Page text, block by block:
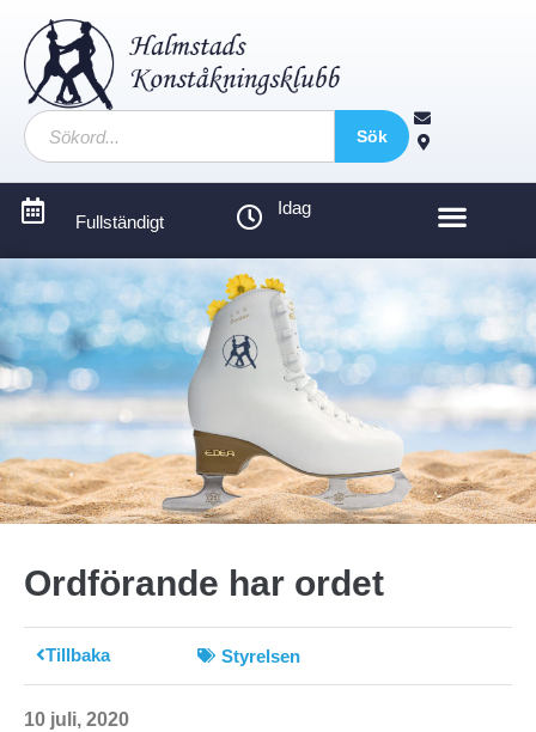
Sök
Fullständigt
Idag
Ordförande har ordet
Tillbaka Styrelsen
10 juli, 2020